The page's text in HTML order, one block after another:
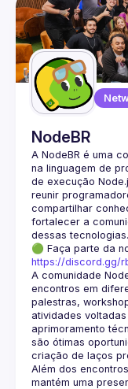
Events
Guilds
NodeBR
A NodeBR é uma
na linguagem de
de execução
reunir
compartilhar
fortalecer a
🟢 Faça parte da
https://discord.gg/
A comunidade
encontros em
palestras,
atividades
aprimoramento
são ótimas
Além dos
mantém uma